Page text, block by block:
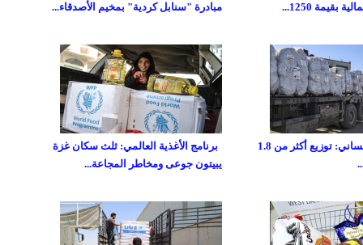
بقيمة 1250...
صندوق غزة الإنساني: توزيع أكثر من 1.8
مبادرة "سنابل كردية" بمخيم الأصدقاء...
برنامج الأغذية العالمي: ثلث سكان غزة
يبيتون جوعى ومخاطر المجاعة...